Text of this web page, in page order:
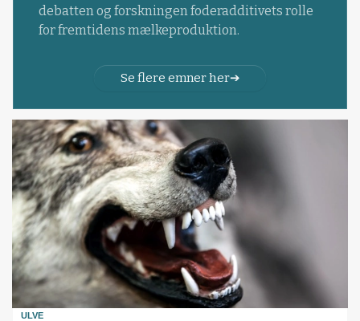
debatten og forskningen foderadditivets rolle
for fremtidens mælkeproduktion.
Se flere emner her
ULVE